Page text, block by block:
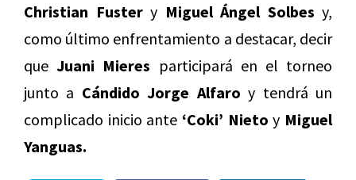
Christian Fustery Miguel Ángel Solbes y,
como último enfrentamiento a destacar, decir
queJuani Mieres participará en el torneo
junto a Cándido Jorge Alfaro y tendrá un
complicado inicio ante ‘Coki’ Nieto y Miguel
Yanguas.